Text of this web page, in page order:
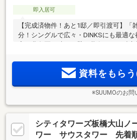
即入居可
【完成済物件！あと1邸／即引渡可】「
分！シングルで広々・DINKSにも最適
宅。豊島区で叶う、壁を共有しない独
資料をもら
※SUUMOのお
シティタワーズ板橋大山ノ
ワー サウスタワー 先着